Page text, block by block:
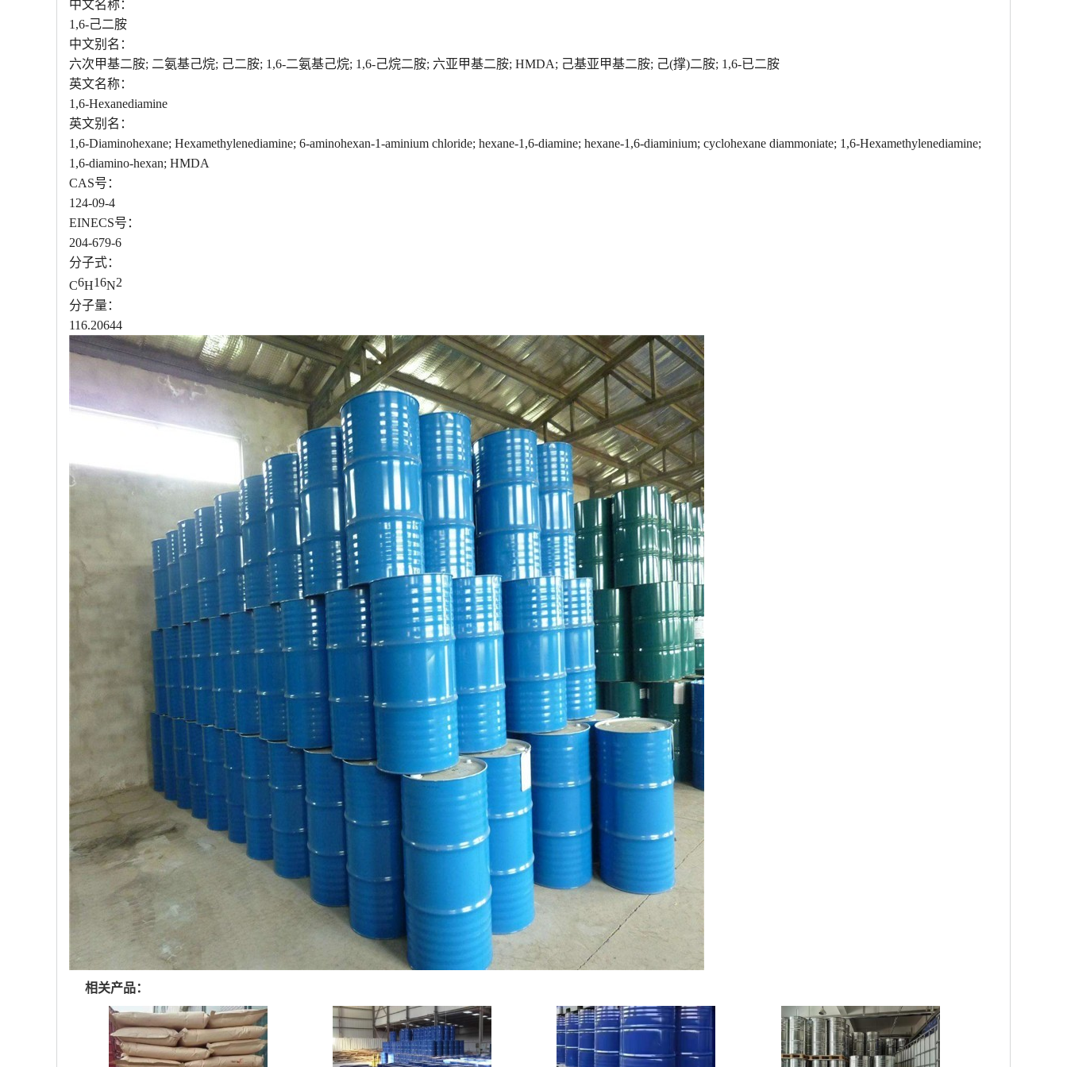
中文名称：
1,6-己二胺
中文别名：
六次甲基二胺; 二氨基己烷; 己二胺; 1,6-二氨基己烷; 1,6-己烷二胺; 六亚甲基二胺; HMDA; 己基亚甲基二胺; 己(撑)二胺; 1,6-已二胺
英文名称：
1,6-Hexanediamine
英文别名：
1,6-Diaminohexane; Hexamethylenediamine; 6-aminohexan-1-aminium chloride; hexane-1,6-diamine; hexane-1,6-diaminium; cyclohexane diammoniate; 1,6-Hexamethylenediamine;
1,6-diamino-hexan; HMDA
CAS号：
124-09-4
EINECS号：
204-679-6
分子式：
C6H16N2
分子量：
116.20644
相关产品：